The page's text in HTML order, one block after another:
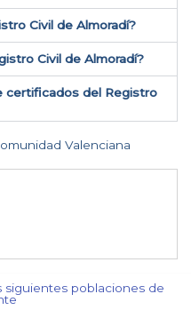
Civil de Almoradí?
Civil de Almoradí​?
certificados del Registro
Valenciana
siguientes poblaciones de